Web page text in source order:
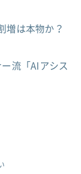
増は本物か？
流「AIアシス